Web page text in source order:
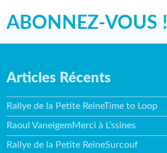
ABONNEZ-VOUS !
Articles Récents
Rallye de la Petite ReineTime to Loop
Raoul VaneigemMerci à L’ssines
Rallye de la Petite ReineSurcouf